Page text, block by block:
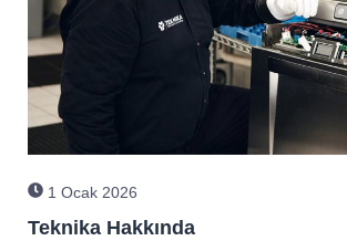
1 Ocak 2026
Teknika Hakkında